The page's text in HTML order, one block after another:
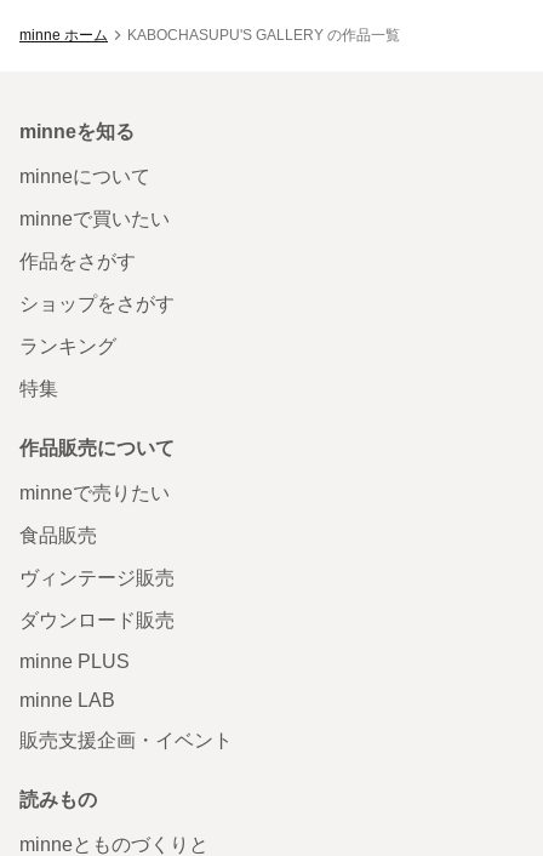
minne ホーム KABOCHASUPU'S GALLERY の作品一覧
minneを知る
minneについて
minneで買いたい
作品をさがす
ショップをさがす
ランキング
特集
作品販売について
minneで売りたい
食品販売
ヴィンテージ販売
ダウンロード販売
minne PLUS
minne LAB
販売支援企画・イベント
読みもの
minneとものづくりと